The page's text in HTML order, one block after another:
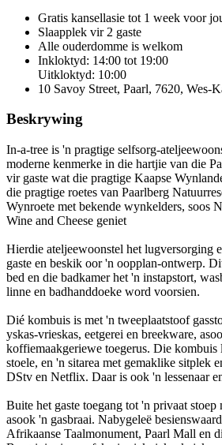
Gratis kansellasie tot 1 week voor
Slaapplek vir 2 gaste
Alle ouderdomme is welkom
Inkloktyd: 14:00 tot 19:00
Uitkloktyd: 10:00
10 Savoy Street, Paarl, 7620, Wes-
Beskrywing
In-a-tree is 'n pragtige selfsorg-
moderne kenmerke in die hartjie van die
vir gaste wat die pragtige Kaapse
die pragtige roetes van Paarlberg
Wynroete met bekende wynkelders, soos
Wine and Cheese geniet
Hierdie ateljeewoonstel het lugversorging
gaste en beskik oor 'n oopplan-ontwerp.
bed en die badkamer het 'n instapstort,
linne en badhanddoeke word voorsien.
Dié kombuis is met 'n tweeplaatstoof
yskas-vrieskas, eetgerei en breekware,
koffiemaakgeriewe toegerus. Die kombuis
stoele, en 'n sitarea met gemaklike sitplek
DStv en Netflix. Daar is ook 'n lessenaar
Buite het gaste toegang tot 'n privaat stoep
asook 'n gasbraai. Nabygeleë
Afrikaanse Taalmonument, Paarl Mall en